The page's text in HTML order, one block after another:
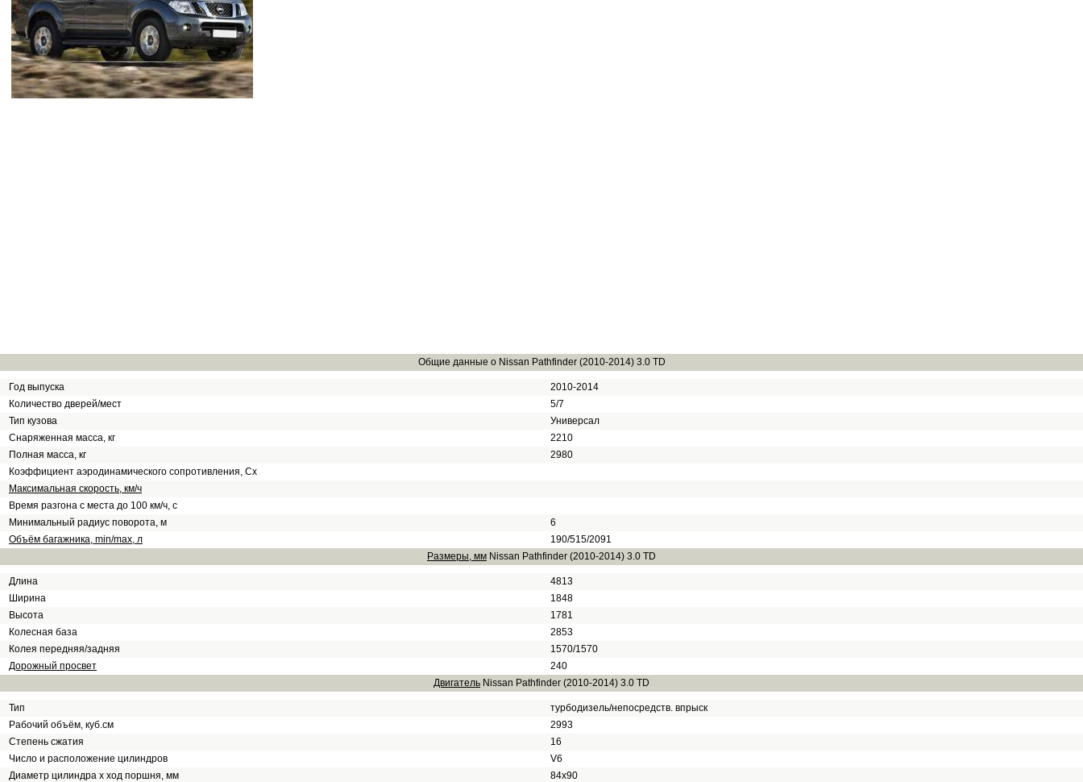
Общие данные о Nissan Pathfinder (2010-2014) 3.0 TD
Год выпуска
2010-2014
Количество дверей/мест
5/7
Тип кузова
Универсал
Снаряженная масса, кг
2210
Полная масса, кг
2980
Коэффициент аэродинамического сопротивления, Сх
Максимальная скорость, км/ч
Время разгона с места до 100 км/ч, с
Минимальный радиус поворота, м
6
Объём багажника, min/max, л
190/515/2091
Размеры, мм Nissan Pathfinder (2010-2014) 3.0 TD
Длина
4813
Ширина
1848
Высота
1781
Колесная база
2853
Колея передняя/задняя
1570/1570
Дорожный просвет
240
Двигатель Nissan Pathfinder (2010-2014) 3.0 TD
Тип
турбодизель/непосредств. впрыск
Рабочий объём, куб.см
2993
Степень сжатия
16
Число и расположение цилиндров
V6
Диаметр цилиндра х ход поршня, мм
84x90